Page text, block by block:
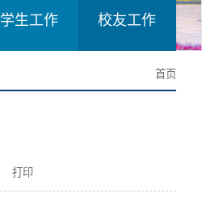
学生工作 校友工作
首页
打印